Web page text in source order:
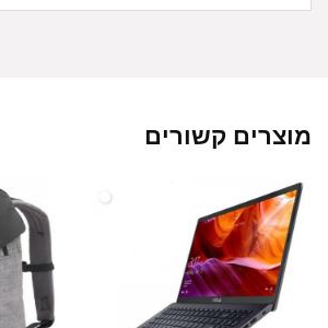
מוצרים קשורים